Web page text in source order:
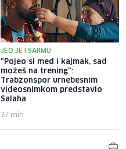
JEO JE I SARMU
"Pojeo si med i kajmak, sad
možeš na trening":
Trabzonspor urnebesnim
videosnimkom predstavio
Salaha
37 min